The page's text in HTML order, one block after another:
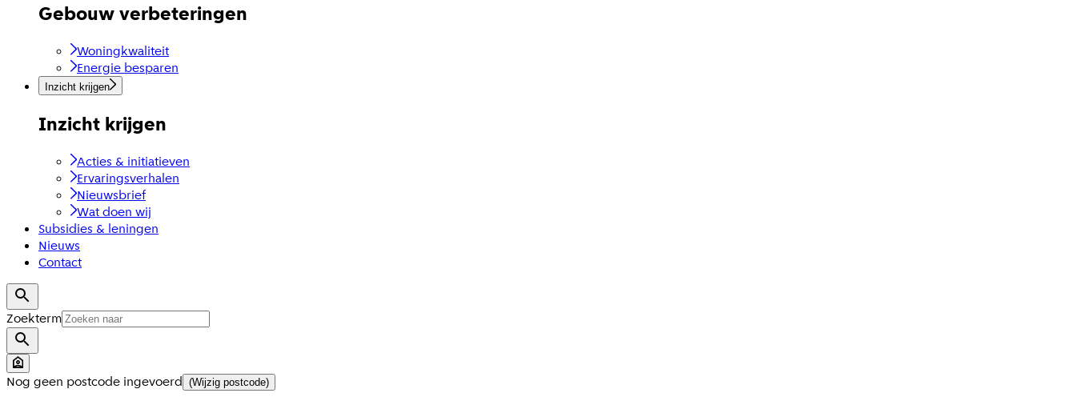
Gebouw verbeteringen
Woningkwaliteit
Energie besparen
Inzicht krijgen
Inzicht krijgen
Acties & initiatieven
Ervaringsverhalen
Nieuwsbrief
Wat doen wij
Subsidies & leningen
Nieuws
Contact
Zoekterm
Nog geen postcode ingevoerd (Wijzig postcode)